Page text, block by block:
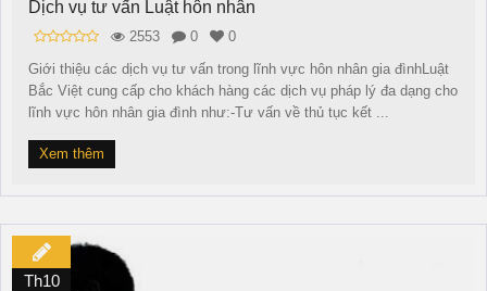
Dịch vụ tư vấn Luật hôn nhân
2553 0
0
Giới thiệu các dịch vụ tư vấn trong lĩnh vực hôn nhân gia đìnhLuật
Bắc Việt cung cấp cho khách hàng các dịch vụ pháp lý đa dạng cho
lĩnh vực hôn nhân gia đình như:-Tư vấn về thủ tục kết ...
Xem thêm
Th10